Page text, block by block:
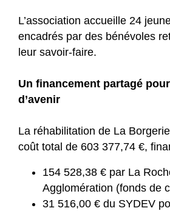
L’association accueille 24
encadrés par des bénévoles
leur savoir-faire.
Un financement partagé
d’avenir
La réhabilitation de La
coût total de 603 377,74 €,
154 528,38 € par La
Agglomération (fonds de
31 516,00 € du SYDEV